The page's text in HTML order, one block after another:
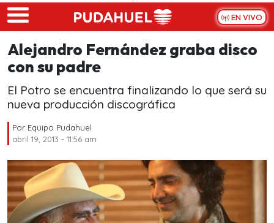
Skip to main content
EN VIVO
Alejandro Fernández graba disco
con su padre
El Potro se encuentra finalizando lo que será su
nueva producción discográfica
Por Equipo Pudahuel
abril 19, 2013 - 11:56 am